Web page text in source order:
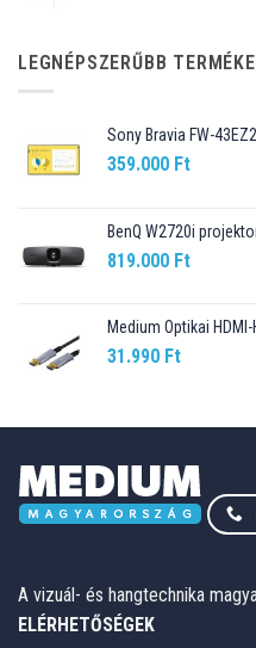
89.990
LEGNÉPSZERŰBB
Sony Bravia FW-
359.000 Ft
BenQ W2720i
819.000 Ft
Medium Optikai
31.990 Ft
A vizuál- és hangtechnika
ELÉRHETŐSÉGEK